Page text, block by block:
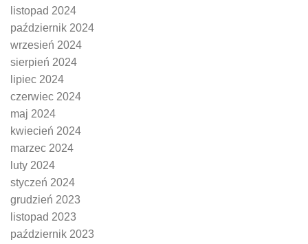
listopad 2024
październik 2024
wrzesień 2024
sierpień 2024
lipiec 2024
czerwiec 2024
maj 2024
kwiecień 2024
marzec 2024
luty 2024
styczeń 2024
grudzień 2023
listopad 2023
październik 2023